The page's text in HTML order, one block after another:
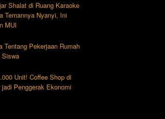
Shalat di Ruang Karaoke
Temannya Nyanyi, Ini
MUI
Tentang Pekerjaan Rumah
Siswa
Unit! Coffee Shop di
Penggerak Ekonomi